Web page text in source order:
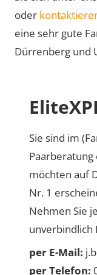
oder
eine sehr gute
Dürrenberg und
Sie sind im
möchten auf
Nr. 1
Nehmen Sie
unverbindlich
per E-Mail:
per Telefon: